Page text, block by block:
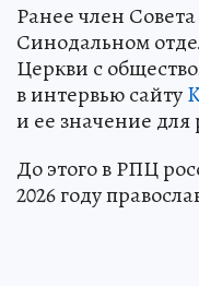
Ранее член
Синодальном
Церкви с
в интервью сайту
и ее значение для
До этого в РПЦ
2026 году